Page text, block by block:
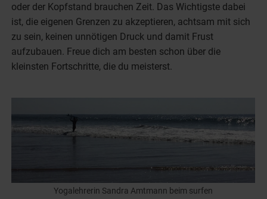
oder der Kopfstand brauchen Zeit. Das Wichtigste dabei
ist, die eigenen Grenzen zu akzeptieren, achtsam mit sich
zu sein, keinen unnötigen Druck und damit Frust
aufzubauen. Freue dich am besten schon über die
kleinsten Fortschritte, die du meisterst.
Yogalehrerin Sandra Amtmann beim surfen